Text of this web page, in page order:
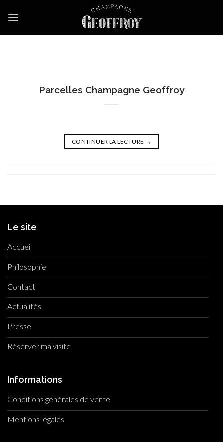
Parcelles Champagne Geoffroy
CONTINUER LA LECTURE →
Le site
Accueil
Philosophie
Contact
Actualités
Presse
Réserver ma visite
Informations
Conditions générales de vente
Mentions légales